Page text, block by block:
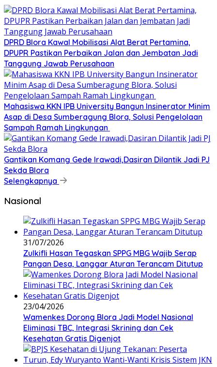
DPRD Blora Kawal Mobilisasi Alat Berat Pertamina,
DPUPR Pastikan Perbaikan Jalan dan Jembatan Jadi
Tanggung Jawab Perusahaan
Mahasiswa KKN IPB University Bangun Insinerator Minim
Asap di Desa Sumberagung Blora, Solusi Pengelolaan
Sampah Ramah Lingkungan ‎
Gantikan Komang Gede Irawadi,Dasiran Dilantik Jadi PJ
Sekda Blora
Selengkapnya
Nasional
31/07/2026
Zulkifli Hasan Tegaskan SPPG MBG Wajib Serap
Pangan Desa, Langgar Aturan Terancam Ditutup
23/04/2026
Wamenkes Dorong Blora Jadi Model Nasional
Eliminasi TBC, Integrasi Skrining dan Cek
Kesehatan Gratis Digenjot